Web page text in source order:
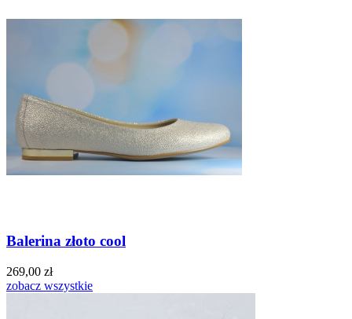
Balerina złoto cool
269,00 zł
zobacz wszystkie